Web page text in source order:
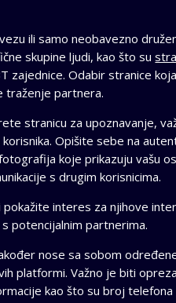
ili samo neobavezno
skupine ljudi, kao što su
zajednice. Odabir stranice
traženje partnera.
stranicu za upoznavanje,
Opišite sebe na
koje prikazuju vašu
s drugim korisnicima.
interes za njihove
potencijalnim partnerima.
nose sa sobom
platformi. Važno je biti
kao što su broj